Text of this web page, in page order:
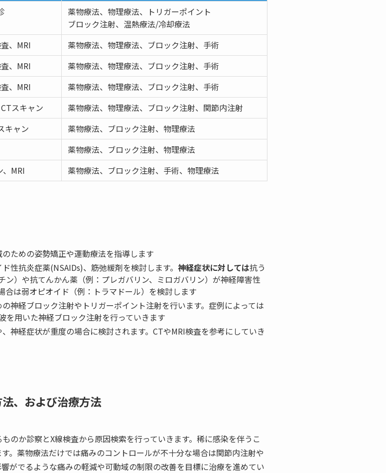
薬物療法、物理療法、トリガーポイント
ブロック注射、温熱療法/冷却療法
、MRI
薬物療法、物理療法、ブロック注射、手術
、MRI
薬物療法、物理療法、ブロック注射、手術
、MRI
薬物療法、物理療法、ブロック注射、手術
スキャン
薬物療法、物理療法、ブロック注射、関節内注射
キャン
薬物療法、ブロック注射、物理療法
薬物療法、ブロック注射、物理療法
MRI 薬物療法、ブロック注射、手術、物理療法
ための姿勢矯正や運動療法を指導します
性抗炎症薬(NSAIDs)、筋弛緩剤を検討します。 神経症状に対しては抗う
ン）や抗てんかん薬（例：プレガバリン、ミロガバリン）が神経障害性
は弱オピオイド（例：トラマドール）を検討します
神経ブロック注射やトリガーポイント注射を行います。症例によっては
を用いた神経ブロック注射を行っていきます
神経症状が重度の場合に検討されます。CTやMRI検査を参考にしていき
、および治療方法
のか診察とX線検査から原因検索を行っていきます。稀に感染を伴うこ
。薬物療法だけでは痛みのコントロールが不十分な場合は関節内注射や
がでるような痛みの軽減や可動域の制限の改善を目標に治療を進めてい